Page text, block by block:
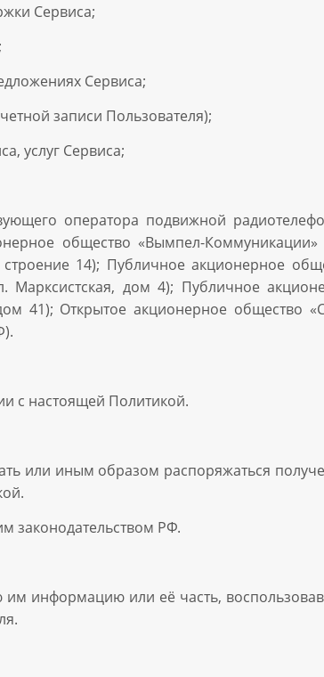
Сервиса;
Сервиса;
записи Пользователя);
услуг Сервиса;
оператора подвижной
общество «Вымпел-
14); Публичное акционерное
дом 4); Публичное
41); Открытое акционерное общество
с настоящей Политикой.
или иным образом распоряжаться
законодательством РФ.
им информацию или её часть,